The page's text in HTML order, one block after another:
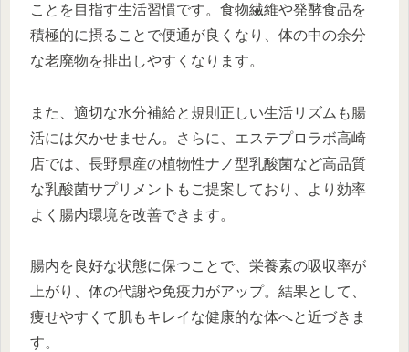
ことを目指す生活習慣です。食物繊維や発酵食品を
積極的に摂ることで便通が良くなり、体の中の余分
な老廃物を排出しやすくなります。
また、適切な水分補給と規則正しい生活リズムも腸
活には欠かせません。さらに、エステプロラボ高崎
店では、長野県産の植物性ナノ型乳酸菌など高品質
な乳酸菌サプリメントもご提案しており、より効率
よく腸内環境を改善できます。
腸内を良好な状態に保つことで、栄養素の吸収率が
上がり、体の代謝や免疫力がアップ。結果として、
痩せやすくて肌もキレイな健康的な体へと近づきま
す。